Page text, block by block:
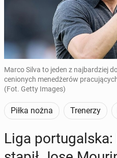
Marco Silva to jeden z najbardziej
cenionych menedżerów
(Fot. Getty Images)
Piłka nożna Trenerzy
Liga